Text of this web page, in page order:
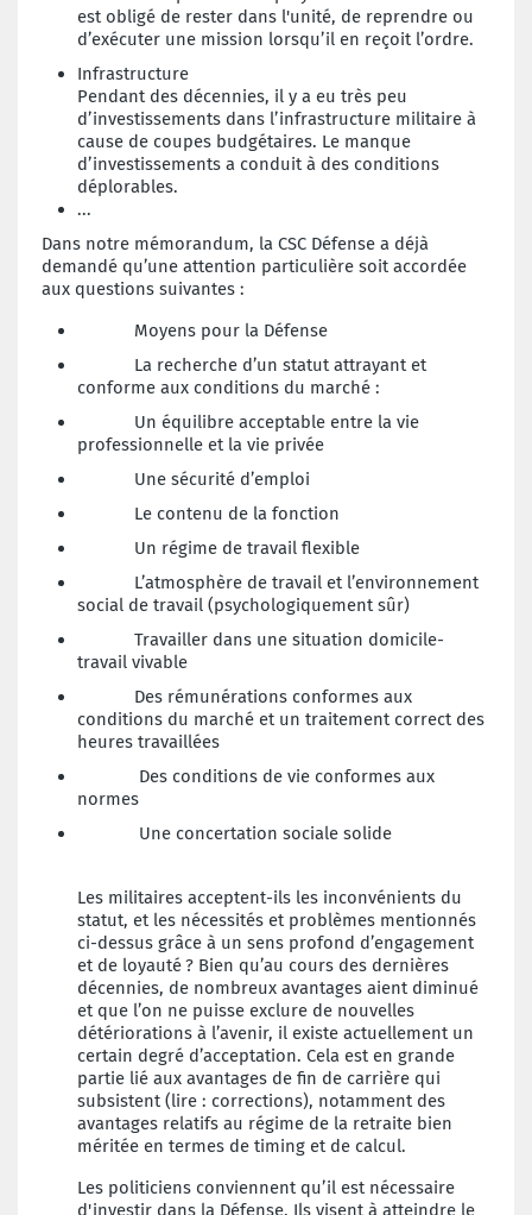
est obligé de rester dans l'unité, de reprendre ou
d’exécuter une mission lorsqu’il en reçoit l’ordre.
Infrastructure
Pendant des décennies, il y a eu très peu
d’investissements dans l’infrastructure militaire à
cause de coupes budgétaires. Le manque
d’investissements a conduit à des conditions
déplorables.
...
Dans notre mémorandum, la CSC Défense a déjà
demandé qu’une attention particulière soit accordée
aux questions suivantes :
Moyens pour la Défense
La recherche d’un statut attrayant et
conforme aux conditions du marché :
Un équilibre acceptable entre la vie
professionnelle et la vie privée
Une sécurité d’emploi
Le contenu de la fonction
Un régime de travail flexible
L’atmosphère de travail et l’environnement
social de travail (psychologiquement sûr)
Travailler dans une situation domicile-
travail vivable
Des rémunérations conformes aux
conditions du marché et un traitement correct des
heures travaillées
Des conditions de vie conformes aux
normes
Une concertation sociale solide
Les militaires acceptent-ils les inconvénients du
statut, et les nécessités et problèmes mentionnés
ci-dessus grâce à un sens profond d’engagement
et de loyauté ? Bien qu’au cours des dernières
décennies, de nombreux avantages aient diminué
et que l’on ne puisse exclure de nouvelles
détériorations à l’avenir, il existe actuellement un
certain degré d’acceptation. Cela est en grande
partie lié aux avantages de fin de carrière qui
subsistent (lire : corrections), notamment des
avantages relatifs au régime de la retraite bien
méritée en termes de timing et de calcul.
Les politiciens conviennent qu’il est nécessaire
d'investir dans la Défense. Ils visent à atteindre le